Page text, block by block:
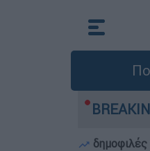
του 4χρονου στην